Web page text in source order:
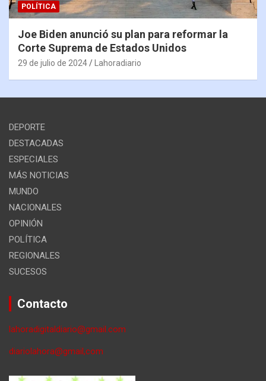
POLÍTICA
Joe Biden anunció su plan para reformar la
Corte Suprema de Estados Unidos
29 de julio de 2024 Lahoradiario
DEPORTE
DESTACADAS
ESPECIALES
MÁS NOTICIAS
MUNDO
NACIONALES
OPINIÓN
POLÍTICA
REGIONALES
SUCESOS
Contacto
lahoradigitaldiario@gmail.com
diariolahora@gmail,com